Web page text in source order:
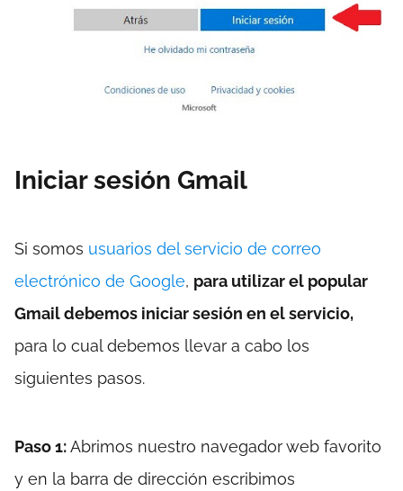
Iniciar sesión Gmail
Si somos usuarios del servicio de correo
electrónico de Google, para utilizar el popular
Gmail debemos iniciar sesión en el servicio,
para lo cual debemos llevar a cabo los
siguientes pasos.
Paso 1:Abrimos nuestro navegador web favorito
y en la barra de dirección escribimos